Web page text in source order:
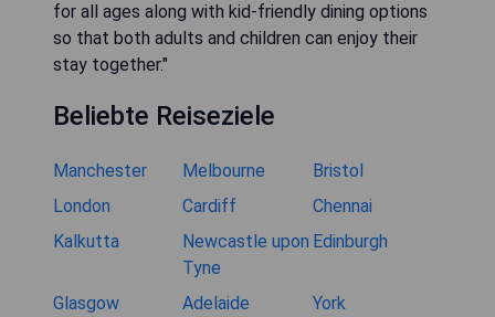
for all ages along with kid-friendly dining options
so that both adults and children can enjoy their
stay together."
Beliebte Reiseziele
Manchester Melbourne
Bristol
London
Cardiff
Chennai
Kalkutta
Newcastle upon
Tyne
Edinburgh
Glasgow Adelaide York